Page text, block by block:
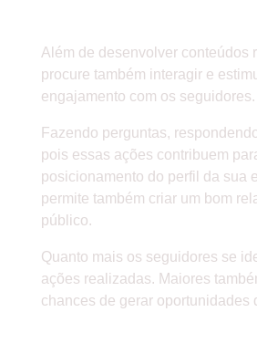
Além de desenvolver conteúdos
procure também interagir e
engajamento com os seguidores.
Fazendo perguntas,
pois essas ações contribuem
posicionamento do perfil da sua
permite também criar um bom
público.
Quanto mais os seguidores se
ações realizadas. Maiores
chances de gerar oportunidades